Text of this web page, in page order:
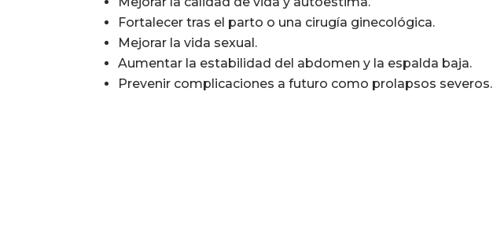
Fortalecer tras el parto o una cirugía ginecológica.
Mejorar la vida sexual.
Aumentar la estabilidad del abdomen y la espalda baja.
Prevenir complicaciones a futuro como prolapsos severos.